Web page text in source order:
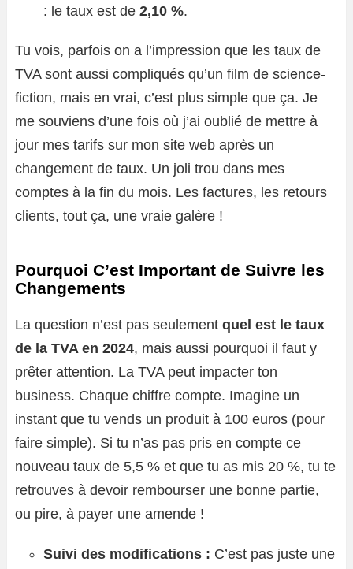
: le taux est de 2,10 %.
Tu vois, parfois on a l’impression que les taux de
TVA sont aussi compliqués qu’un film de science-
fiction, mais en vrai, c’est plus simple que ça. Je
me souviens d’une fois où j’ai oublié de mettre à
jour mes tarifs sur mon site web après un
changement de taux. Un joli trou dans mes
comptes à la fin du mois. Les factures, les retours
clients, tout ça, une vraie galère !
Pourquoi C’est Important de Suivre les
Changements
La question n’est pas seulement quel est le taux
de la TVA en 2024, mais aussi pourquoi il faut y
prêter attention. La TVA peut impacter ton
business. Chaque chiffre compte. Imagine un
instant que tu vends un produit à 100 euros (pour
faire simple). Si tu n’as pas pris en compte ce
nouveau taux de 5,5 % et que tu as mis 20 %, tu te
retrouves à devoir rembourser une bonne partie,
ou pire, à payer une amende !
Suivi des modifications : C’est pas juste une